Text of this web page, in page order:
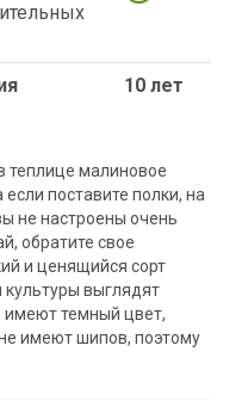
10 лет
теплице малиновое
поставите полки, на
не настроены очень
обратите свое
и ценящийся сорт
выглядят
имеют темный цвет,
имеют шипов, поэтому